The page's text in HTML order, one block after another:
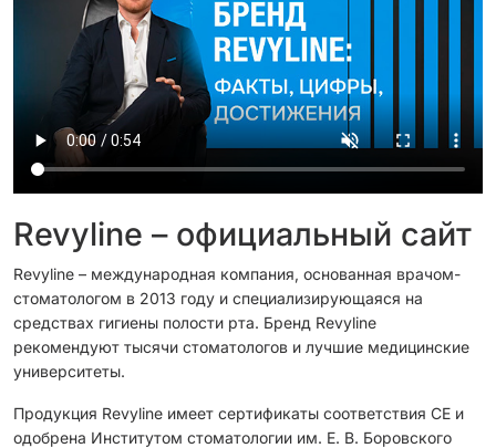
Revyline – официальный сайт
Revyline – международная компания, основанная врачом-
стоматологом в 2013 году и специализирующаяся на
средствах гигиены полости рта. Бренд Revyline
рекомендуют тысячи стоматологов и лучшие медицинские
университеты.
Продукция Revyline имеет сертификаты соответствия CЕ и
одобрена Институтом стоматологии им. Е. В. Боровского